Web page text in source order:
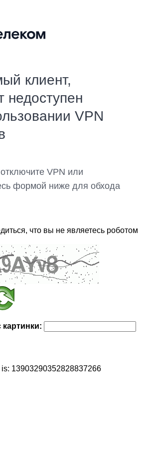
клиент,
недоступен
VPN
VPN или
формой ниже для обхода
что вы не являетесь роботом
картинки:
13903290352828837266